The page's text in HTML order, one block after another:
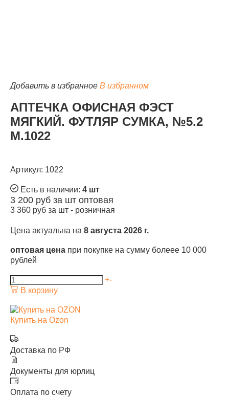
Добавить в избранное В избранном
АПТЕЧКА ОФИСНАЯ ФЭСТ
МЯГКИЙ. ФУТЛЯР СУМКА, №5.2
М.1022
Артикул: 1022
Есть в наличии: 4 шт
3 200 руб за шт оптовая
3 360 руб за шт - розничная
Цена актуальна на 8 августа 2026 г.
оптовая цена при покупке на сумму болеее 10 000
рублей
+-
В корзину
Купить на Ozon
Доставка по РФ
Документы для юрлиц
Оплата по счету